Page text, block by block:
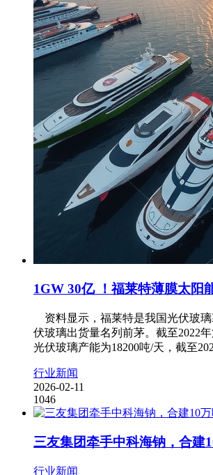
1GW 30亿 ！福莱特薄膜太阳
资料显示，福莱特是我国光伏玻
伏玻璃出货量名列前茅。截至2022
光伏玻璃产能为18200吨/天，截至
行业新闻
2026-02-11
1046
三友集团牵手中科海钠，合建
行业新闻